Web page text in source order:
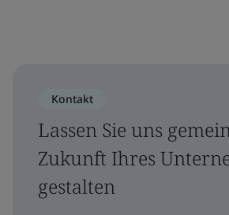
Kontakt
Lassen Sie uns
Zukunft Ihres
gestalten